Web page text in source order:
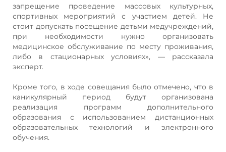
запрещение проведение массовых культурных,
спортивных мероприятий с участием детей. Не
стоит допускать посещение детьми медучреждений,
при необходимости нужно организовать
медицинское обслуживание по месту проживания,
либо в стационарных условиях», — рассказала
эксперт.
Кроме того, в ходе совещания было отмечено, что в
каникулярный период будут организована
реализация программ дополнительного
образования с использованием дистанционных
образовательных технологий и электронного
обучения.